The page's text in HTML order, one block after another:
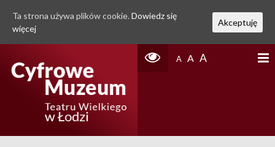
A A A
Ta strona używa plików cookie. Dowiedz się
więcej
Akceptuję